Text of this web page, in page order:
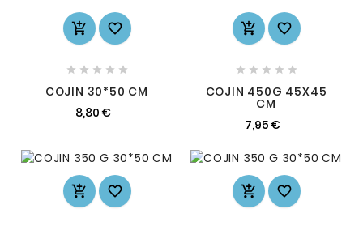
 
    
COJIN 30*50 CM
8,80 €
 
    
COJIN 450G 45X45
CM
7,95 €
   